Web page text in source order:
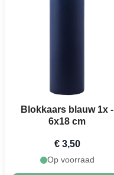
Blokkaars blauw 1x -
6x18 cm
€ 3,50
Op voorraad